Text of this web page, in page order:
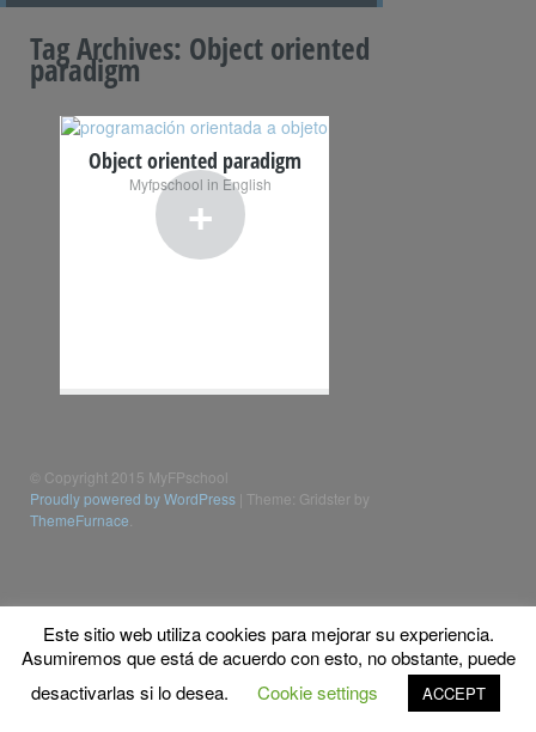
Tag Archives: Object oriented
paradigm
+
Object oriented paradigm
Myfpschool in English
© Copyright 2015 MyFPschool
Proudly powered by WordPress Theme: Gridster by
ThemeFurnace
Este sitio web utiliza cookies para mejorar su experiencia.
Asumiremos que está de acuerdo con esto, no obstante, puede
desactivarlas si lo desea.
Cookie settings ACCEPT